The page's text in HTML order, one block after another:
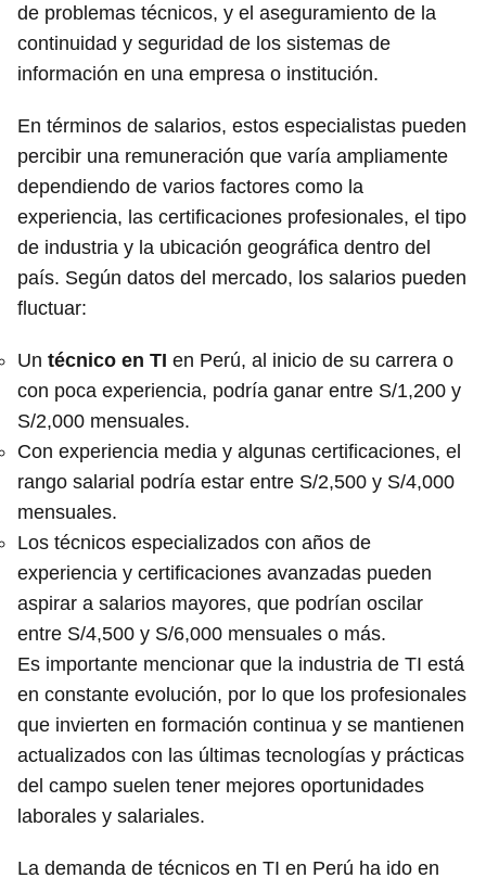
de problemas técnicos, y el aseguramiento de la
continuidad y seguridad de los sistemas de
información en una empresa o institución.
En términos de salarios, estos especialistas pueden
percibir una remuneración que varía ampliamente
dependiendo de varios factores como la
experiencia, las certificaciones profesionales, el tipo
de industria y la ubicación geográfica dentro del
país. Según datos del mercado, los salarios pueden
fluctuar:
Un técnico en TI en Perú, al inicio de su carrera o
con poca experiencia, podría ganar entre S/1,200 y
S/2,000 mensuales.
Con experiencia media y algunas certificaciones, el
rango salarial podría estar entre S/2,500 y S/4,000
mensuales.
Los técnicos especializados con años de
experiencia y certificaciones avanzadas pueden
aspirar a salarios mayores, que podrían oscilar
entre S/4,500 y S/6,000 mensuales o más.
Es importante mencionar que la industria de TI está
en constante evolución, por lo que los profesionales
que invierten en formación continua y se mantienen
actualizados con las últimas tecnologías y prácticas
del campo suelen tener mejores oportunidades
laborales y salariales.
La demanda de técnicos en TI en Perú ha ido en